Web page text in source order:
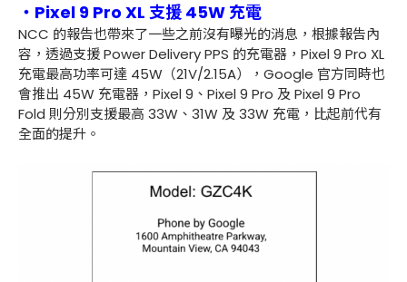
・Pixel 9 Pro XL 支援 45W 充電
NCC 的報告也帶來了一些之前沒有曝光的消息，根據報告內
容，透過支援 Power Delivery PPS 的充電器，Pixel 9 Pro XL
充電最高功率可達 45W（21V/2.15A），Google 官方同時也
會推出 45W 充電器，Pixel 9、Pixel 9 Pro 及 Pixel 9 Pro
Fold 則分別支援最高 33W、31W 及 33W 充電，比起前代有
全面的提升。